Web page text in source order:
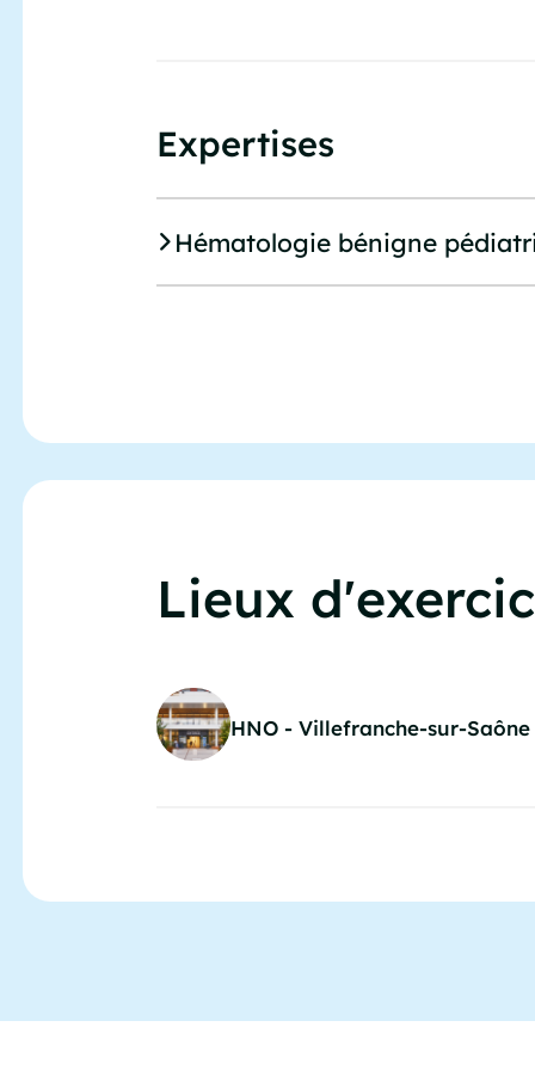
Expertises
Hématologie bénigne
Lieux
HNO - Villefranche-sur-Saône